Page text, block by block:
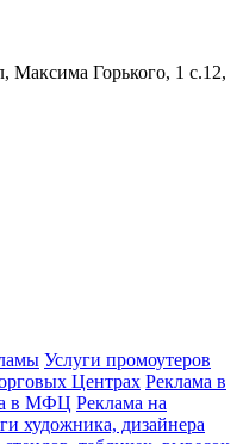
Максима Горького, 1 c.12,
Услуги промоутеров
Центрах Реклама в
в МФЦ Реклама на
художника, дизайнера